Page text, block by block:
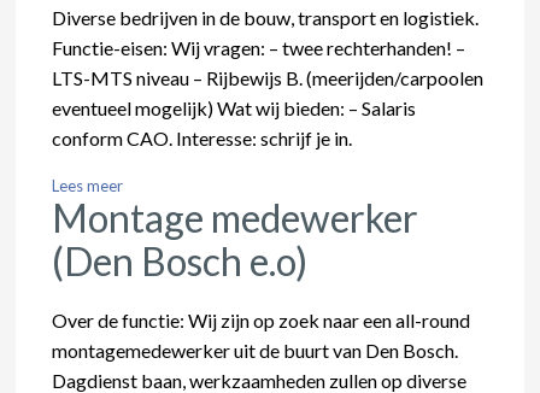
Diverse bedrijven in de bouw, transport en logistiek.
Functie-eisen: Wij vragen: – twee rechterhanden! –
LTS-MTS niveau – Rijbewijs B. (meerijden/carpoolen
eventueel mogelijk) Wat wij bieden: – Salaris
conform CAO. Interesse: schrijf je in.
Lees meer
Montage medewerker
(Den Bosch e.o)
Over de functie: Wij zijn op zoek naar een all-round
montagemedewerker uit de buurt van Den Bosch.
Dagdienst baan, werkzaamheden zullen op diverse